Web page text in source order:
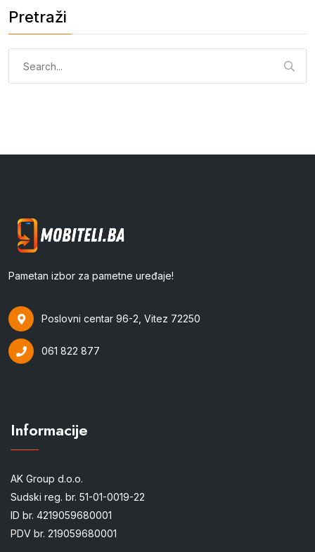
Pretraži
Pametan izbor za pametne uređaje!
Poslovni centar 96-2, Vitez 72250
061 822 877
Informacije
AK Group d.o.o.
Sudski reg. br. 51-01-0019-22
ID br. 4219059680001
PDV br. 219059680001